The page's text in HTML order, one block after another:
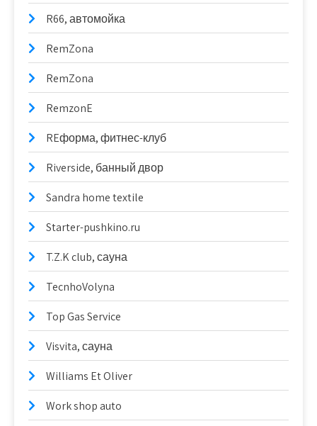
R66, автомойка
RemZona
RemZona
RemzonE
REформа, фитнес-клуб
Riverside, банный двор
Sandra home textile
Starter-pushkino.ru
T.Z.K club, сауна
TecnhoVolyna
Top Gas Service
Visvita, сауна
Williams Et Oliver
Work shop auto